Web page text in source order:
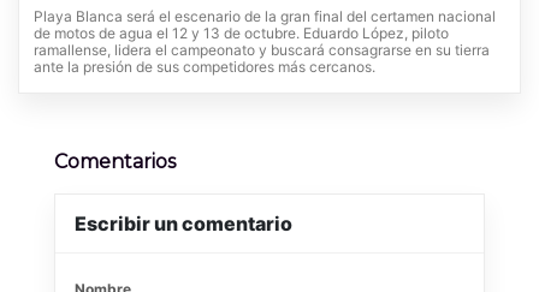
Playa Blanca será el escenario de la gran final del certamen nacional
de motos de agua el 12 y 13 de octubre. Eduardo López, piloto
ramallense, lidera el campeonato y buscará consagrarse en su tierra
ante la presión de sus competidores más cercanos.
Comentarios
Escribir un comentario